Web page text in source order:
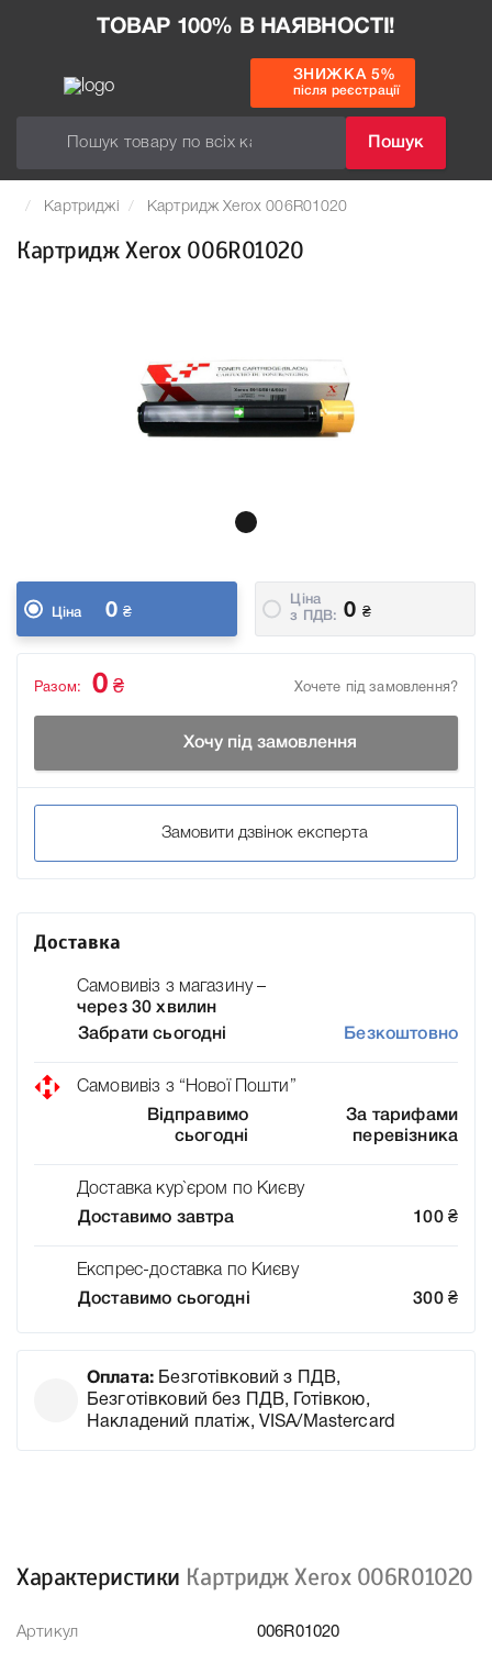
ТОВАР 100% В НАЯВНОСТІ!
Пошук
ЗНИЖКА 5%
після реєстрації
Картриджі Картридж Xerox 006R01020
Картридж Xerox 006R01020
Ціна 0 ₴
Ціна
з ПДВ:
0 ₴
Хочете під замовлення?
Разом: 0 ₴
Хочу під замовлення
Замовити дзвінок експерта
Доставка
Самовивіз з магазину –
через 30 хвилин
Забрати сьогодні
Безкоштовно
Самовивіз з “Нової Пошти”
Відправимо
сьогодні
За тарифами
перевізника
Доставка кур`єром по Києву
Доставимо завтра
100 ₴
Експрес-доставка по Києву
Доставимо сьогодні
300 ₴
Оплата: Безготівковий з ПДВ,
Безготівковий без ПДВ, Готівкою,
Накладений платіж, VISA/Mastercard
Характеристики Картридж Xerox 006R01020
Артикул 006R01020